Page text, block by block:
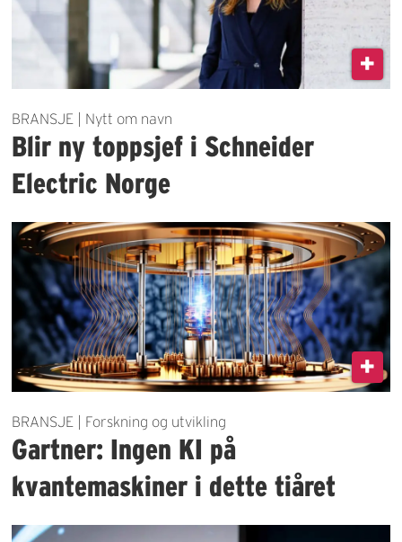
BRANSJE | Nytt om navn
Blir ny toppsjef i Schneider
Electric Norge
BRANSJE | Forskning og utvikling
Gartner: Ingen KI på
kvantemaskiner i dette tiåret